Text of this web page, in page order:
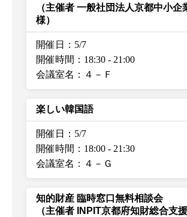
（主催者 一般社団法人京都中小企
様）
開催日：5/7
開催時間：18:30 - 21:00
会議室名：４－Ｆ
楽しい韓国語
開催日：5/7
開催時間：18:00 - 21:30
会議室名：４－Ｇ
知的財産 臨時窓口無料相談会
（主催者 INPIT京都府知財総合支援